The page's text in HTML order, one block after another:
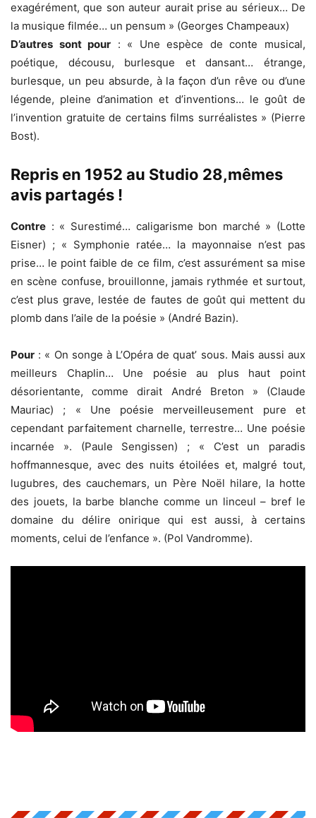
exagérément, que son auteur aurait prise au sérieux… De
la musique filmée… un pensum » (Georges Champeaux)
D’autres sont pour : « Une espèce de conte musical,
poétique, décousu, burlesque et dansant… étrange,
burlesque, un peu absurde, à la façon d’un rêve ou d’une
légende, pleine d’animation et d’inventions… le goût de
l’invention gratuite de certains films surréalistes » (Pierre
Bost).
Repris en 1952 au Studio 28,mêmes
avis partagés !
Contre : « Surestimé… caligarisme bon marché » (Lotte
Eisner) ; « Symphonie ratée… la mayonnaise n’est pas
prise… le point faible de ce film, c’est assurément sa mise
en scène confuse, brouillonne, jamais rythmée et surtout,
c’est plus grave, lestée de fautes de goût qui mettent du
plomb dans l’aile de la poésie » (André Bazin).
Pour : « On songe à L’Opéra de quat’ sous. Mais aussi aux
meilleurs Chaplin… Une poésie au plus haut point
désorientante, comme dirait André Breton » (Claude
Mauriac) ; « Une poésie merveilleusement pure et
cependant parfaitement charnelle, terrestre… Une poésie
incarnée ». (Paule Sengissen) ; « C’est un paradis
hoffmannesque, avec des nuits étoilées et, malgré tout,
lugubres, des cauchemars, un Père Noël hilare, la hotte
des jouets, la barbe blanche comme un linceul – bref le
domaine du délire onirique qui est aussi, à certains
moments, celui de l’enfance ». (Pol Vandromme).